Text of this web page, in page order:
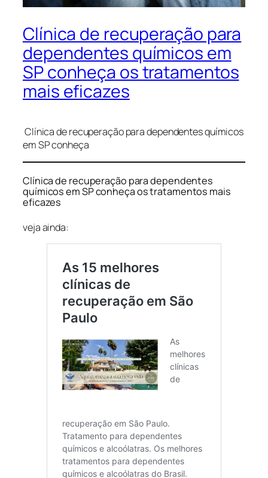
Clínica de recuperação para
dependentes químicos em
SP conheça os tratamentos
mais eficazes
Clínica de recuperação para dependentes químicos
em SP conheça
Clínica de recuperação para dependentes
químicos em SP conheça os tratamentos mais
eficazes
veja ainda: